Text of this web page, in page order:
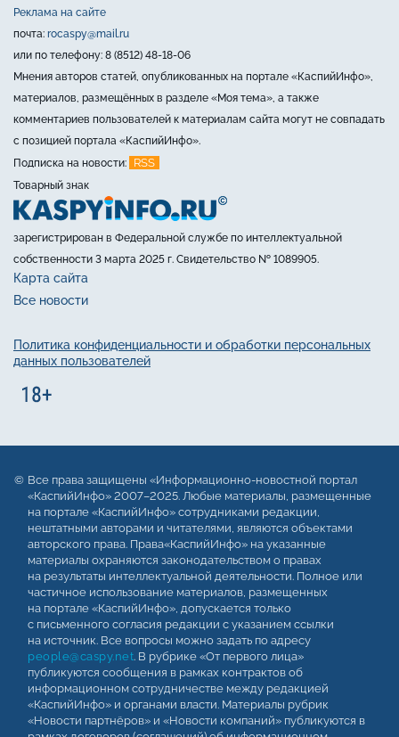
Реклама на сайте
почта: rocaspy@mail.ru
или по телефону: 8 (8512) 48-18-06
Мнения авторов статей, опубликованных на портале «КаспийИнфо»,
материалов, размещённых в разделе «Моя тема», а также
комментариев пользователей к материалам сайта могут не совпадать
с позицией портала «КаспийИнфо».
Подписка на новости:
RSS
Товарный знак
зарегистрирован в Федеральной службе по интеллектуальной
собственности 3 марта 2025 г. Свидетельство № 1089905.
Карта сайта
Все новости
Политика конфиденциальности и обработки персональных
данных пользователей
Все права защищены «Информационно-новостной портал
«КаспийИнфо» 2007–2025. Любые материалы, размещенные
на портале «КаспийИнфо» сотрудниками редакции,
нештатными авторами и читателями, являются объектами
авторского права. Права«КаспийИнфо» на указанные
материалы охраняются законодательством о правах
на результаты интеллектуальной деятельности. Полное или
частичное использование материалов, размещенных
на портале «КаспийИнфо», допускается только
с письменного согласия редакции с указанием ссылки
на источник. Все вопросы можно задать по адресу
people@caspy.net. В рубрике «От первого лица»
публикуются сообщения в рамках контрактов об
информационном сотрудничестве между редакцией
«КаспийИнфо» и органами власти. Материалы рубрик
«Новости партнёров» и «Новости компаний» публикуются в